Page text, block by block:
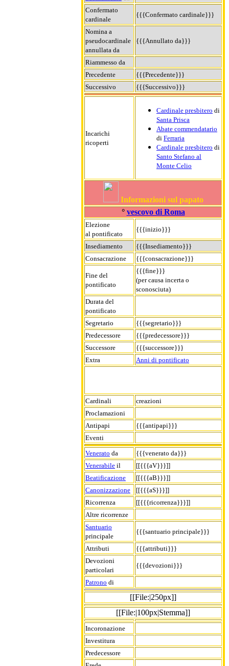
Confermato
cardinale
{{{Confermato cardinale}}}
Nomina a
pseudocardinale
annullata da
{{{Annullato da}}}
Riammesso da
Precedente
{{{Precedente}}}
Successivo
{{{Successivo}}}
Incarichi
ricoperti
Cardinale presbitero di
Santa Prisca
Abate commendatario
di Ferraria
Cardinale presbitero di
Santo Stefano al
Monte Celio
Informazioni sul papato
° vescovo di Roma
Elezione
al pontificato
{{{inizio}}}
Insediamento
{{{Insediamento}}}
Consacrazione
{{{consacrazione}}}
Fine del
pontificato
{{{fine}}}
(per causa incerta o
sconosciuta)
Durata del
pontificato
Segretario
{{{segretario}}}
Predecessore
{{{predecessore}}}
Successore
{{{successore}}}
Extra
Anni di pontificato
Cardinali
creazioni
Proclamazioni
Antipapi
{{{antipapi}}}
Eventi
Venerato da
{{{venerato da}}}
Venerabile il
[[{{{aV}}}]]
Beatificazione
[[{{{aB}}}]]
Canonizzazione
[[{{{aS}}}]]
Ricorrenza
[[{{{ricorrenza}}}]]
Altre ricorrenze
Santuario
principale
{{{santuario principale}}}
Attributi
{{{attributi}}}
Devozioni
particolari
{{{devozioni}}}
Patrono di
[[File:|250px]]
[[File:|100px|Stemma]]
Incoronazione
Investitura
Predecessore